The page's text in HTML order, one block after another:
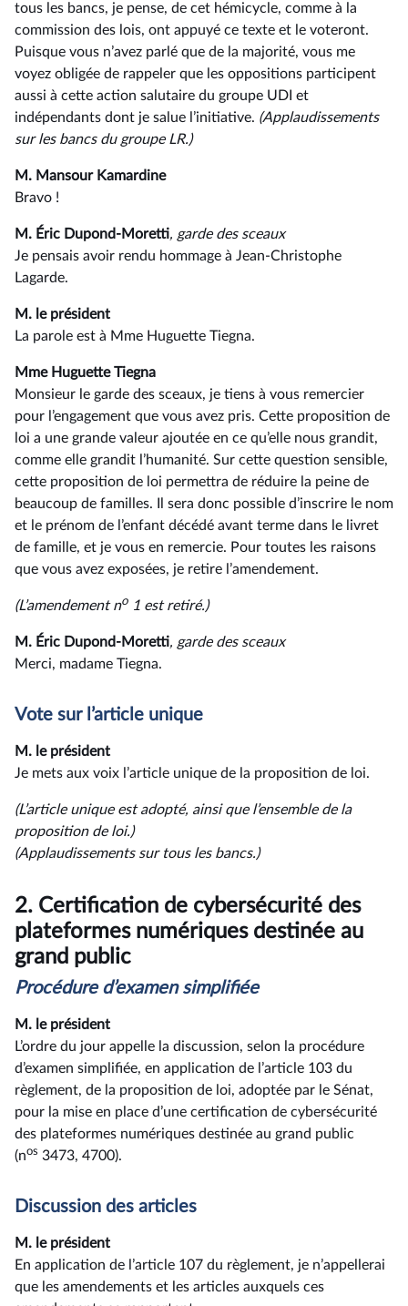
tous les bancs, je pense, de cet hémicycle, comme à la
commission des lois, ont appuyé ce texte et le voteront.
Puisque vous n’avez parlé que de la majorité, vous me
voyez obligée de rappeler que les oppositions participent
aussi à cette action salutaire du groupe UDI et
indépendants dont je salue l’initiative. (Applaudissements
sur les bancs du groupe LR.)
M. Mansour Kamardine
Bravo !
M. Éric Dupond-Moretti, garde des sceaux
Je pensais avoir rendu hommage à Jean-Christophe
Lagarde.
M. le président
La parole est à Mme Huguette Tiegna.
Mme Huguette Tiegna
Monsieur le garde des sceaux, je tiens à vous remercier
pour l’engagement que vous avez pris. Cette proposition de
loi a une grande valeur ajoutée en ce qu’elle nous grandit,
comme elle grandit l’humanité. Sur cette question sensible,
cette proposition de loi permettra de réduire la peine de
beaucoup de familles. Il sera donc possible d’inscrire le nom
et le prénom de l’enfant décédé avant terme dans le livret
de famille, et je vous en remercie. Pour toutes les raisons
que vous avez exposées, je retire l’amendement.
(L’amendement no 1 est retiré.)
M. Éric Dupond-Moretti, garde des sceaux
Merci, madame Tiegna.
Vote sur l’article unique
M. le président
Je mets aux voix l’article unique de la proposition de loi.
(L’article unique est adopté, ainsi que l’ensemble de la
proposition de loi.)
(Applaudissements sur tous les bancs.)
2. Certification de cybersécurité des
plateformes numériques destinée au
grand public
Procédure d’examen simplifiée
M. le président
L’ordre du jour appelle la discussion, selon la procédure
d’examen simplifiée, en application de l’article 103 du
règlement, de la proposition de loi, adoptée par le Sénat,
pour la mise en place d’une certification de cybersécurité
des plateformes numériques destinée au grand public
(nos 3473, 4700).
Discussion des articles
M. le président
En application de l’article 107 du règlement, je n’appellerai
que les amendements et les articles auxquels ces